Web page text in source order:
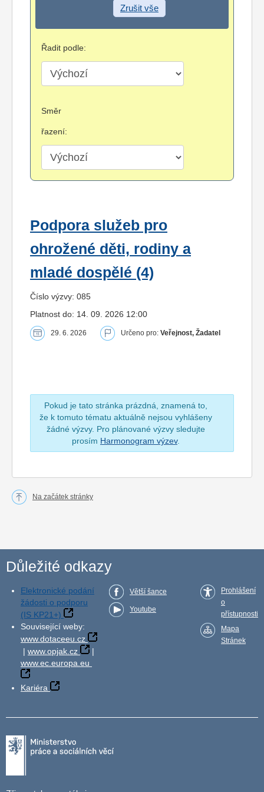
Zrušit vše
Řadit podle:
Směr
řazení:
Podpora služeb pro
ohrožené děti, rodiny a
mladé dospělé (4)
Číslo výzvy: 085
Platnost do: 14. 09. 2026 12:00
29. 6. 2026 Určeno pro: Veřejnost, Žadatel
Pokud je tato stránka prázdná, znamená to,
že k tomuto tématu aktuálně nejsou vyhlášeny
žádné výzvy. Pro plánované výzvy sledujte
prosím Harmonogram výzev.
Na začátek stránky
Důležité odkazy
Elektronické podání
žádosti o podporu
(IS KP21+)
Související weby:
www.dotaceeu.cz
| www.opjak.cz
|
www.ec.europa.eu
Kariéra
Větší šance
Youtube
Prohlášení
o
přístupnosti
Mapa
Stránek